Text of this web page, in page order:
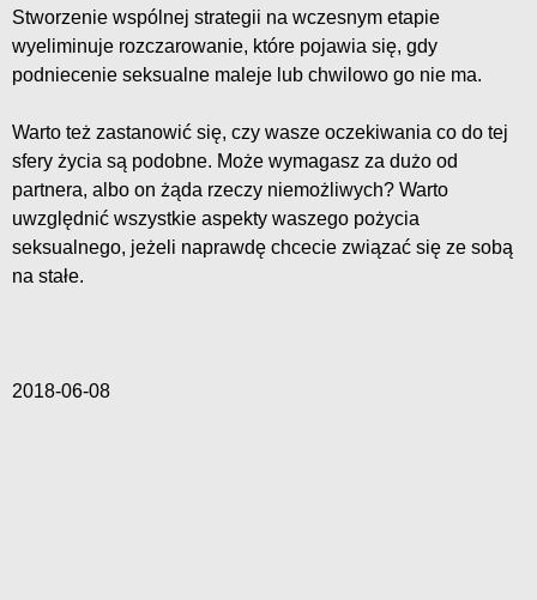
Stworzenie wspólnej strategii na wczesnym etapie
wyeliminuje rozczarowanie, które pojawia się, gdy
podniecenie seksualne maleje lub chwilowo go nie ma.
Warto też zastanowić się, czy wasze oczekiwania co do tej
sfery życia są podobne. Może wymagasz za dużo od
partnera, albo on żąda rzeczy niemożliwych? Warto
uwzględnić wszystkie aspekty waszego pożycia
seksualnego, jeżeli naprawdę chcecie związać się ze sobą
na stałe.
2018-06-08